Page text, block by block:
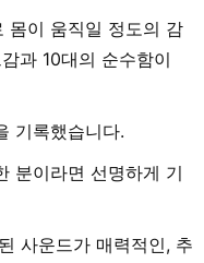
몸이 움직일 정도의 감
과 10대의 순수함이
기록했습니다.
분이라면 선명하게 기
사운드가 매력적인, 추